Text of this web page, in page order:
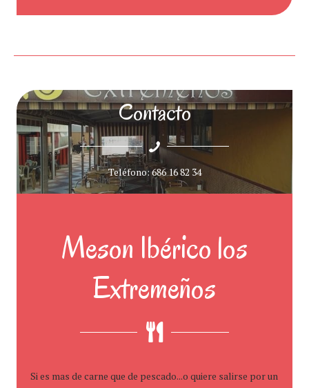
Contacto
Teléfono: 686 16 82 34
Meson Ibérico los
Extremeños
Si es mas de carne que de pescado...o quiere salirse por un